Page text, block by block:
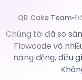
QR Cake Team•
Chúng tôi đã so
Flowcode và
năng động, điều